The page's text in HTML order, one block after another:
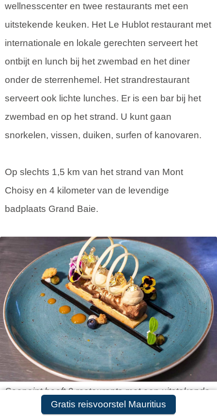
Gratis reisvoorstel Mauritius
wellnesscenter en twee restaurants met een
uitstekende keuken. Het Le Hublot restaurant met
internationale en lokale gerechten serveert het
ontbijt en lunch bij het zwembad en het diner
onder de sterrenhemel. Het strandrestaurant
serveert ook lichte lunches. Er is een bar bij het
zwembad en op het strand. U kunt gaan
snorkelen, vissen, duiken, surfen of kanovaren.
Op slechts 1,5 km van het strand van Mont
Choisy en 4 kilometer van de levendige
badplaats Grand Baie.
Seapoint heeft 2 restaurants met een uitstekende